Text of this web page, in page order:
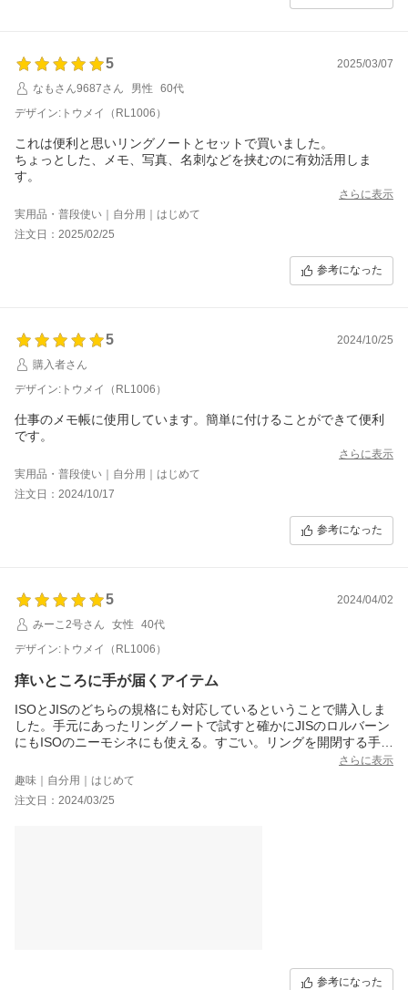
5
2025/03/07
なもさん9687さん
男性
60代
デザイン:トウメイ（RL1006）
これは便利と思いリングノートとセットで買いました。
ちょっとした、メモ、写真、名刺などを挟むのに有効活用しま
す。
さらに表示
実用品・普段使い｜自分用｜はじめて
注文日：2025/02/25
参考になった
5
2024/10/25
購入者さん
デザイン:トウメイ（RL1006）
仕事のメモ帳に使用しています。簡単に付けることができて便利
です。
さらに表示
実用品・普段使い｜自分用｜はじめて
注文日：2024/10/17
参考になった
5
2024/04/02
みーこ2号さん
女性
40代
デザイン:トウメイ（RL1006）
痒いところに手が届くアイテム
ISOとJISのどちらの規格にも対応しているということで購入しま
した。手元にあったリングノートで試すと確かにJISのロルバーン
にもISOのニーモシネにも使える。すごい。リングを開閉する手間
さらに表示
趣味｜自分用｜はじめて
注文日：2024/03/25
参考になった